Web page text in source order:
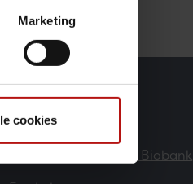
Marketing
cookies
Forskere
Danmarks Nationale Biobank